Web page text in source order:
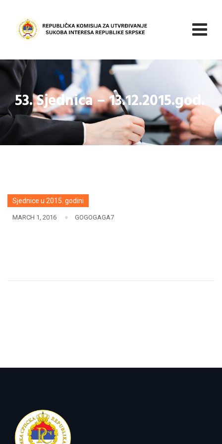
content
53. Sjednica – 13.12.2015.god.
Sjednice u 2015. godini
MARCH 1, 2016 GOGOGAGA7